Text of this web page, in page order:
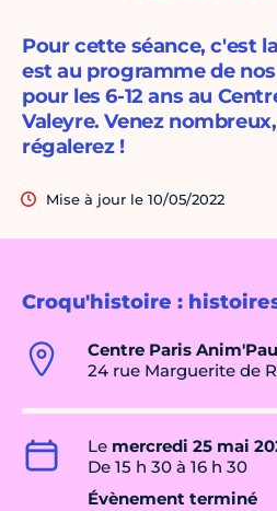
Croqu'histoire :
Centre Paris
24 rue Marguerite de
Le mercredi 25 mai
De 15 h 30 à 16 h 30
Évènement terminé
Pour cette séance, c'est
est au programme de
pour les 6-12 ans au
Valeyre. Venez
régalerez !
Mise à jour le 10/05/2022